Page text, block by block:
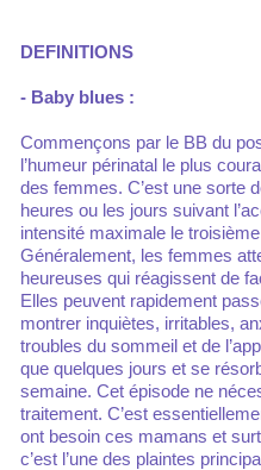
DEFINITIONS
- Baby blues :
Commençons par le BB du
l’humeur périnatal le plus
des femmes. C’est une sorte
heures ou les jours suivant
intensité maximale le
Généralement, les femmes
heureuses qui réagissent de
Elles peuvent rapidement
montrer inquiètes, irritables,
troubles du sommeil et de
que quelques jours et se
semaine. Cet épisode ne
traitement. C’est
ont besoin ces mamans et
c’est l’une des plaintes